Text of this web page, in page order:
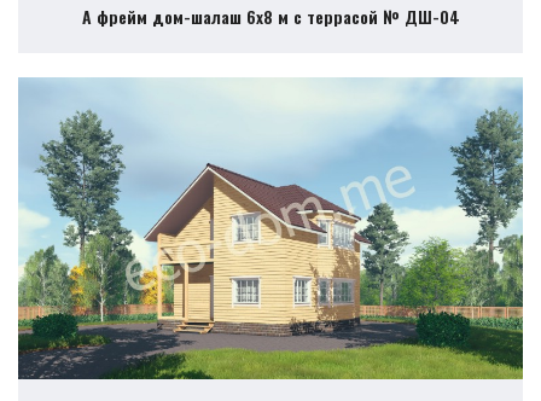
А фрейм дом-шалаш 6х8 м с террасой № ДШ-04